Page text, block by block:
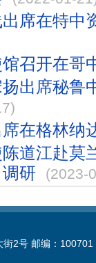
席在特中
召开在哥
出席秘鲁
在格林纳
道江赴莫
研
(2023-
2号 邮编：